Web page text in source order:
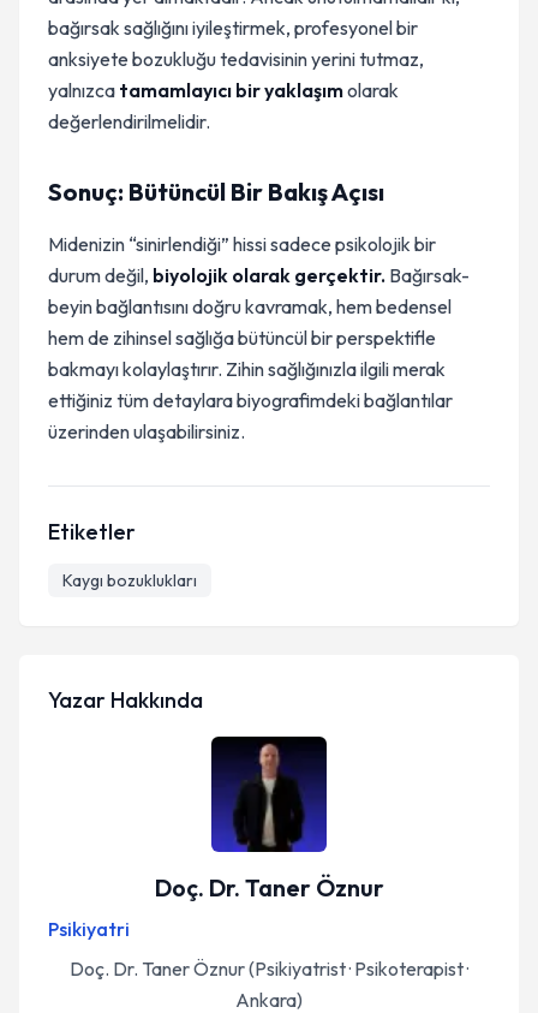
bağırsak sağlığını iyileştirmek, profesyonel bir
anksiyete bozukluğu tedavisinin yerini tutmaz,
yalnızca tamamlayıcı bir yaklaşımolarak
değerlendirilmelidir.
Sonuç: Bütüncül Bir Bakış Açısı
Midenizin “sinirlendiği” hissi sadece psikolojik bir
durum değil, biyolojik olarak gerçektir. Bağırsak-
beyin bağlantısını doğru kavramak, hem bedensel
hem de zihinsel sağlığa bütüncül bir perspektifle
bakmayı kolaylaştırır. Zihin sağlığınızla ilgili merak
ettiğiniz tüm detaylara biyografimdeki bağlantılar
üzerinden ulaşabilirsiniz.
Etiketler
Kaygı bozuklukları
Yazar Hakkında
Doç. Dr. Taner Öznur
Psikiyatri
Doç. Dr. Taner Öznur (Psikiyatrist · Psikoterapist ·
Ankara)